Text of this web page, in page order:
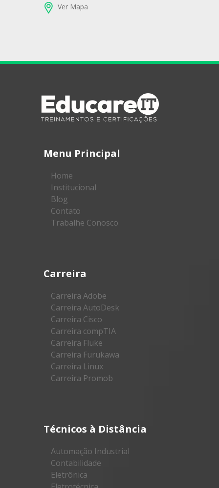
Ver Mapa
Menu Principal
Home
Institucional
Blog
Contato
Trabalhe Conosco
Carreira
Carreira Adobe
Carreira AutoDesk
Carreira Cisco
Carreira compTIA
Carreira Fluke
Carreira Furukawa
Carreira Linux
Carreira Promob
Técnicos à Distância
Automação Industrial
Contabilidade
Eletrônica